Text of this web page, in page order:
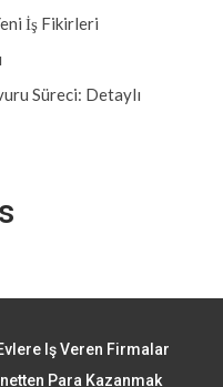
İş Fikirleri
Süreci: Detaylı
Iş Veren Firmalar
Para Kazanmak